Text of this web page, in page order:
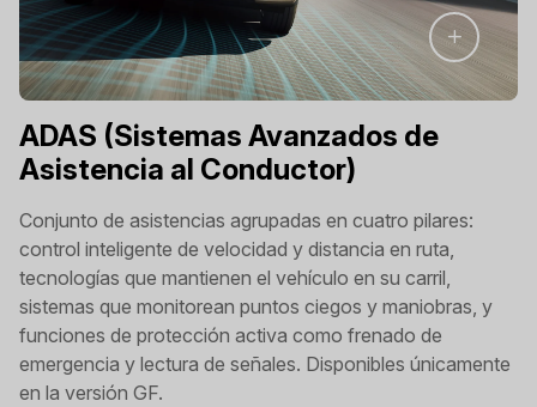
ADAS (Sistemas Avanzados de
Asistencia al Conductor)
Conjunto de asistencias agrupadas en cuatro pilares:
control inteligente de velocidad y distancia en ruta,
tecnologías que mantienen el vehículo en su carril,
sistemas que monitorean puntos ciegos y maniobras, y
funciones de protección activa como frenado de
emergencia y lectura de señales. Disponibles únicamente
en la versión GF.